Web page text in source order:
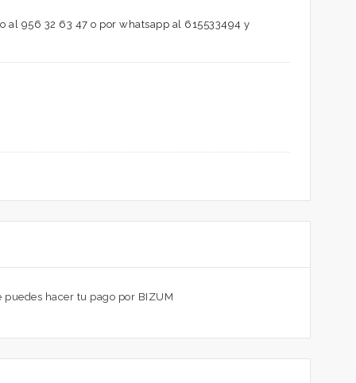
al 956 32 63 47 o por whatsapp al 615533494 y
hacer tu pago por BIZUM